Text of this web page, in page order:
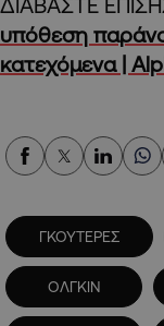
υπόθεση
κατεχόμενα |
ΓΚΟΥΤΕΡΕΣ
ΟΛΓΚΙΝ